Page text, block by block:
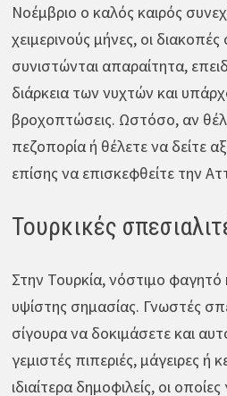
Νοέμβριο ο καλός καιρός
χειμερινούς μήνες, οι
συνιστώνται απαραίτητα,
διάρκεια των νυχτών και
βροχοπτώσεις. Ωστόσο, αν
πεζοπορία ή θέλετε να δείτε
επίσης να επισκεφθείτε την
Τουρκικές
Στην Τουρκία, νόστιμο φαγητό
υψίστης σημασίας. Γνωστές
σίγουρα να δοκιμάσετε και
γεμιστές πιπεριές, μάγειρες ή
ιδιαίτερα δημοφιλείς, οι